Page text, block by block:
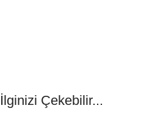
İlginizi Çekebilir...